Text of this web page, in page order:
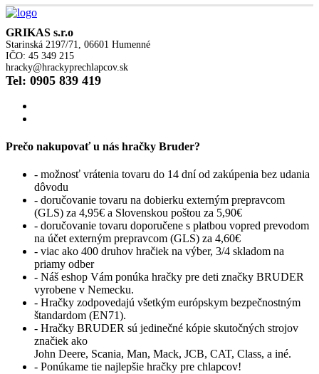
GRIKAS s.r.o
Starinská 2197/71, 06601 Humenné
IČO: 45 349 215
hracky@hrackyprechlapcov.sk
Tel: 0905 839 419
Prečo nakupovať u nás hračky Bruder?
- možnosť vrátenia tovaru do 14 dní od zakúpenia bez udania
dôvodu
- doručovanie tovaru na dobierku externým prepravcom
(GLS) za 4,95€ a Slovenskou poštou za 5,90€
- doručovanie tovaru doporučene s platbou vopred prevodom
na účet externým prepravcom (GLS) za 4,60€
- viac ako 400 druhov hračiek na výber, 3/4 skladom na
priamy odber
- Náš eshop Vám ponúka hračky pre deti značky BRUDER
vyrobene v Nemecku.
- Hračky zodpovedajú všetkým európskym bezpečnostným
štandardom (EN71).
- Hračky BRUDER sú jedinečné kópie skutočných strojov
značiek ako
John Deere, Scania, Man, Mack, JCB, CAT, Class, a iné.
- Ponúkame tie najlepšie hračky pre chlapcov!